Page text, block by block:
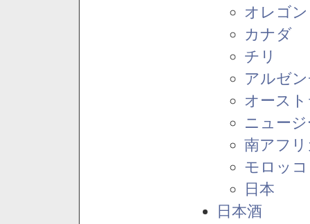
オレゴ
カナダ
チリ
アルゼ
オース
ニュー
南アフ
モロッコ
日本
日本酒